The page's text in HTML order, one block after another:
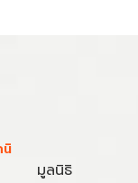
นิ
มูลนิธิ